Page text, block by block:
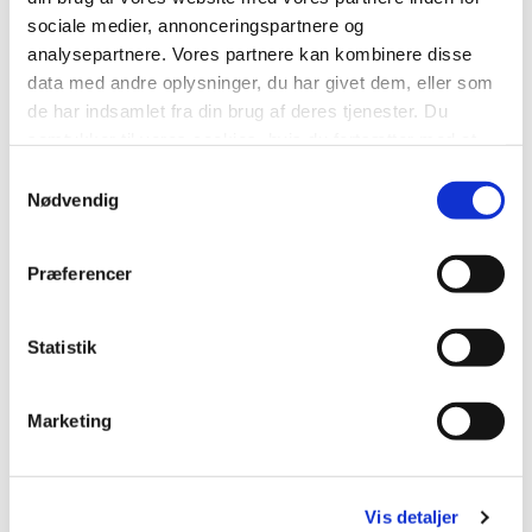
sociale medier, annonceringspartnere og
analysepartnere. Vores partnere kan kombinere disse
data med andre oplysninger, du har givet dem, eller som
de har indsamlet fra din brug af deres tjenester. Du
Nødvendig
Præferencer
Statistik
Marketing
Vis detaljer
Sådan pakker du asbestholdigt affald
forsvarligt ind
ændre din bestilling?